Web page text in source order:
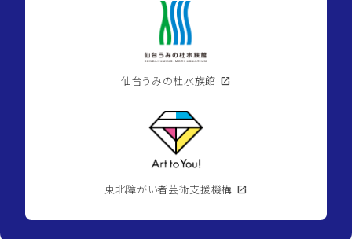
仙台うみの杜水族館 open_in_new
東北障がい者芸術支援機構 open_in_new